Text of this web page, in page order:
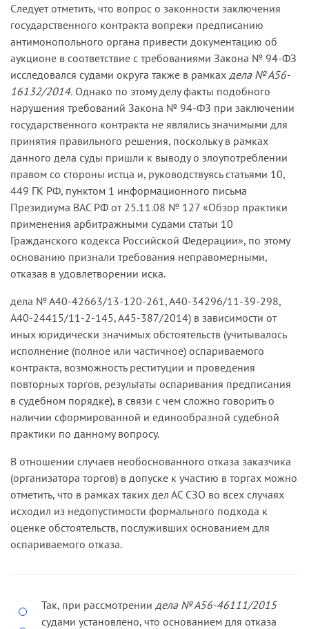
выполнение работ, оказание услуг для
государственных и муниципальных нужд»
(далее — Закон № 94-ФЗ) о запрете заключения
государственного контракта до момента
исполнения выданных предписаний об
устранении нарушений законодательства о
размещении заказов, в связи с чем
удовлетворил заявленные требования и
признал оспариваемый открытый аукцион в
электронной форме и заключенный по его
итогам контракт недействительными.
Апелляционный суд, посчитав, что принятие
обеспечительных мер в виде приостановления
действия предписания антимонопольного
органа открывало заказчику возможность
завершить процедуру проведения аукциона и
контракт, в связи с чем, по мнению суда
апелляционной инстанции, заказчиком не были
нарушены требования части 6 статьи 60 Закона
№ 94-ФЗ, отменил решение суда первой
инстанции и отказал ФАС России в иске.
Суд кассационной инстанции не согласился с
приведенными выводами апелляционного суда,
указав, что заказчик располагал сведениями о
размещения заказа и с учетом положений части
5 статьи 60 Закона № 94-ФЗ (о продлении
установленного срока для заключения
контракта) имел возможность не заключать
государственный контракт, однако в отсутствие
решения суда о признании предписания
процедуру размещения заказа, заключил
спорный государственный контракт.
Следует отметить, что вопрос о законности заключения
государственного контракта вопреки предписанию
антимонопольного органа привести документацию об
аукционе в соответствие с требованиями Закона № 94-ФЗ
исследовался судами округа также в рамках дела № А56-
16132/2014. Однако по этому делу факты подобного
нарушения требований Закона № 94-ФЗ при заключении
государственного контракта не являлись значимыми для
принятия правильного решения, поскольку в рамках
данного дела суды пришли к выводу о злоупотреблении
правом со стороны истца и, руководствуясь статьями 10,
449 ГК РФ, пунктом 1 информационного письма
Президиума ВАС РФ от 25.11.08 № 127 «Обзор практики
применения арбитражными судами статьи 10
Гражданского кодекса Российской Федерации», по этому
основанию признали требования неправомерными,
отказав в удовлетворении иска.
дела № А40-42663/13-120-261, А40-34296/11-39-298,
А40-24415/11-2-145, А45-387/2014) в зависимости от
иных юридически значимых обстоятельств (учитывалось
исполнение (полное или частичное) оспариваемого
контракта, возможность реституции и проведения
повторных торгов, результаты оспаривания предписания
в судебном порядке), в связи с чем сложно говорить о
наличии сформированной и единообразной судебной
практики по данному вопросу.
В отношении случаев необоснованного отказа заказчика
(организатора торгов) в допуске к участию в торгах можно
отметить, что в рамках таких дел АС СЗО во всех случаях
исходил из недопустимости формального подхода к
оценке обстоятельств, послуживших основанием для
оспариваемого отказа.
Так, при рассмотрении дела № А56-46111/2015
судами установлено, что основанием для отказа